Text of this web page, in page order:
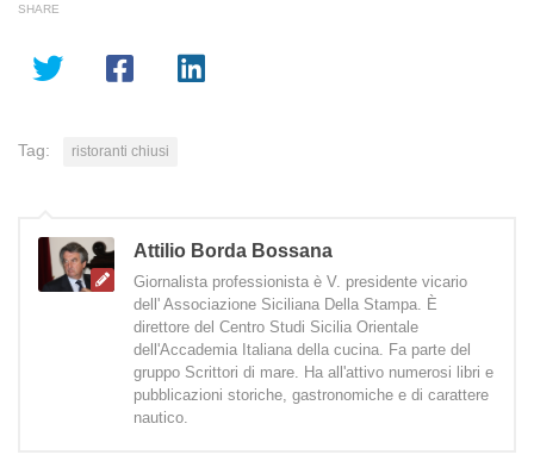
SHARE
Tag: ristoranti chiusi
Attilio Borda Bossana
Giornalista professionista è V. presidente vicario
dell' Associazione Siciliana Della Stampa. È
direttore del Centro Studi Sicilia Orientale
dell'Accademia Italiana della cucina. Fa parte del
gruppo Scrittori di mare. Ha all'attivo numerosi libri e
pubblicazioni storiche, gastronomiche e di carattere
nautico.